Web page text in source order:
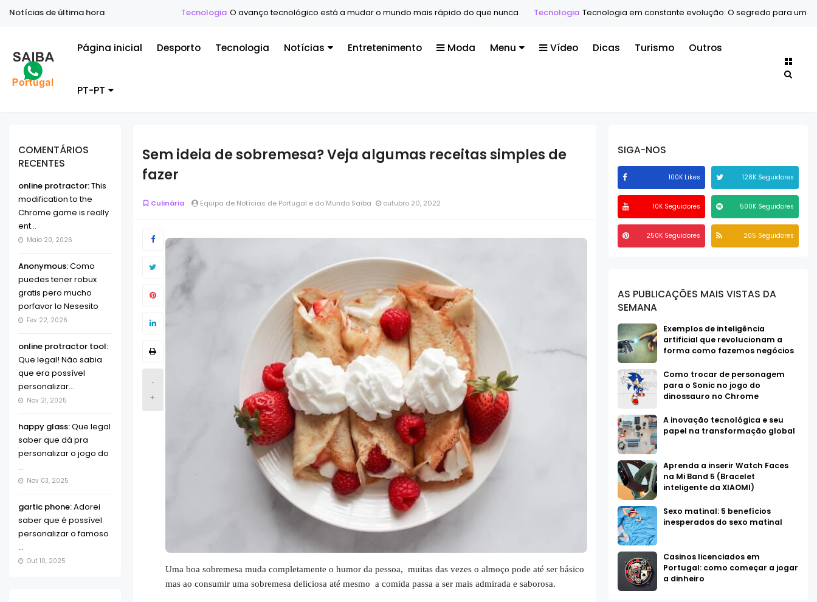
Tecnologia O avanço tecnológico está a mudar o mundo mais rápido do que nunca Tecnologia Tecnologia em constante evolução: O segredo para um futuro
Notícias de última hora
Página inicial Desporto Tecnologia Notícias Entretenimento Moda Menu Vídeo Dicas Turismo Outros
PT-PT
COMENTÁRIOS
RECENTES
online protractor:This
modification to the
Chrome game is really
ent...
Maio 20, 2026
Anonymous:Como
puedes tener robux
gratis pero mucho
porfavor lo Nesesito
Fev 22, 2026
online protractor tool:
Que legal! Não sabia
que era possível
personalizar...
Nov 21, 2025
happy glass:Que legal
saber que dá pra
personalizar o jogo do
...
Nov 03, 2025
gartic phone:Adorei
saber que é possível
personalizar o famoso
...
Out 10, 2025
Sem ideia de sobremesa? Veja algumas receitas simples de
fazer
Culinária Equipa de Notícias de Portugal e do Mundo Saiba outubro 20, 2022
-
+
Uma boa sobremesa muda completamente o humor da pessoa, muitas das vezes o almoço pode até ser básico
mas ao consumir uma sobremesa deliciosa até mesmo a comida passa a ser mais admirada e saborosa.
SIGA-NOS
100K Likes 128K Seguidores
10K Seguidores 500K Seguidores
250K Seguidores 205 Seguidores
AS PUBLICAÇÕES MAIS VISTAS DA
SEMANA
Exemplos de inteligência
artificial que revolucionam a
forma como fazemos negócios
Como trocar de personagem
para o Sonic no jogo do
dinossauro no Chrome
A inovação tecnológica e seu
papel na transformação global
Aprenda a inserir Watch Faces
na Mi Band 5 (Bracelet
inteligente da XIAOMI)
Sexo matinal: 5 benefícios
inesperados do sexo matinal
Casinos licenciados em
Portugal: como começar a jogar
a dinheiro